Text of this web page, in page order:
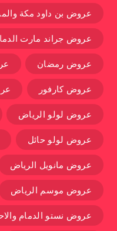
عروض بن داود مكة
عروض جراند مارت
عروض رمضان
عروض كارفور
عروض لولو الرياض
عروض لولو حائل
عروض مانويل الرياض
عروض موسم الرياض
عروض نستو الدمام